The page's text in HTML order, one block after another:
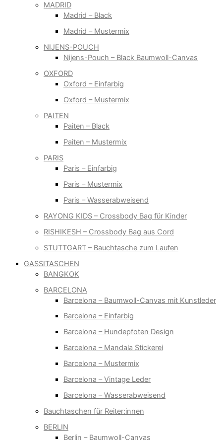
MADRID
Madrid – Black
Madrid – Mustermix
NIJENS-POUCH
Nijens-Pouch – Black Baumwoll-Canvas
OXFORD
Oxford – Einfarbig
Oxford – Mustermix
PAITEN
Paiten – Black
Paiten – Mustermix
PARIS
Paris – Einfarbig
Paris – Mustermix
Paris – Wasserabweisend
RAYONG KIDS – Crossbody Bag für Kinder
RISHIKESH – Crossbody Bag aus Cord
STUTTGART – Bauchtasche zum Laufen
GASSITASCHEN
BANGKOK
BARCELONA
Barcelona – Baumwoll-Canvas mit Kunstleder
Barcelona – Einfarbig
Barcelona – Hundepfoten Design
Barcelona – Mandala Stickerei
Barcelona – Mustermix
Barcelona – Vintage Leder
Barcelona – Wasserabweisend
Bauchtaschen für Reiter:innen
BERLIN
Berlin – Baumwoll-Canvas